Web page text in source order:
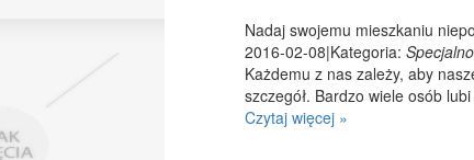
Nadaj swojemu mieszkaniu
2016-02-08|Kategoria:
Każdemu z nas zależy, aby
szczegół. Bardzo wiele osób
Czytaj więcej »